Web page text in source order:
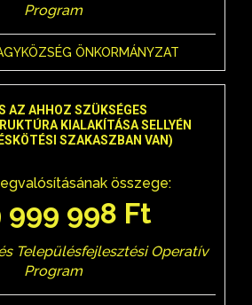
Program
ÖNKORMÁNYZAT
AZ AHHOZ SZÜKSÉGES
KIALAKÍTÁSA SELLYÉN
SZAKASZBAN VAN)
összege:
999 998 Ft
Településfejlesztési Operatív
Program